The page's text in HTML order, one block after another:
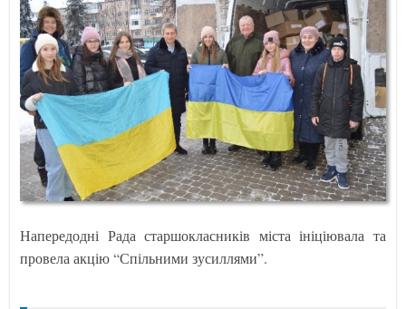
Напередодні Рада старшокласників міста ініціювала та
провела акцію “Спільними зусиллями”.